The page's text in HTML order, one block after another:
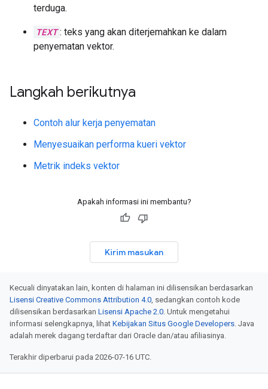
terduga.
TEXT : teks yang akan diterjemahkan ke dalam
penyematan vektor.
Langkah berikutnya
Contoh alur kerja penyematan
Menyesuaikan performa kueri vektor
Metrik indeks vektor
Apakah informasi ini membantu?
Kirim masukan
Kecuali dinyatakan lain, konten di halaman ini dilisensikan berdasarkan
Lisensi Creative Commons Attribution 4.0, sedangkan contoh kode
dilisensikan berdasarkan Lisensi Apache 2.0. Untuk mengetahui
informasi selengkapnya, lihat Kebijakan Situs Google Developers. Java
adalah merek dagang terdaftar dari Oracle dan/atau afiliasinya.
Terakhir diperbarui pada 2026-07-16 UTC.